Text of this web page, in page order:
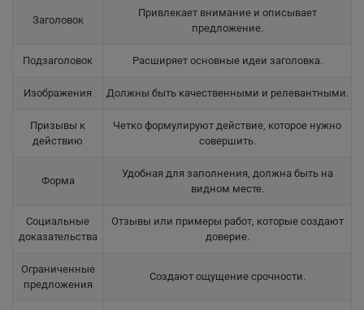
Заголовок
Привлекает внимание и описывает
предложение.
Подзаголовок Расширяет основные идеи заголовка.
Изображения Должны быть качественными и релевантными.
Призывы к
действию
Четко формулируют действие, которое нужно
совершить.
Форма
Удобная для заполнения, должна быть на
видном месте.
Социальные
доказательства
Отзывы или примеры работ, которые создают
доверие.
Ограниченные
предложения
Создают ощущение срочности.